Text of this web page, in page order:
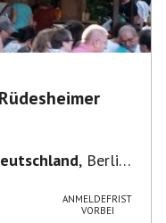
, Berlin-
ANMELDEFRIST
VORBEI